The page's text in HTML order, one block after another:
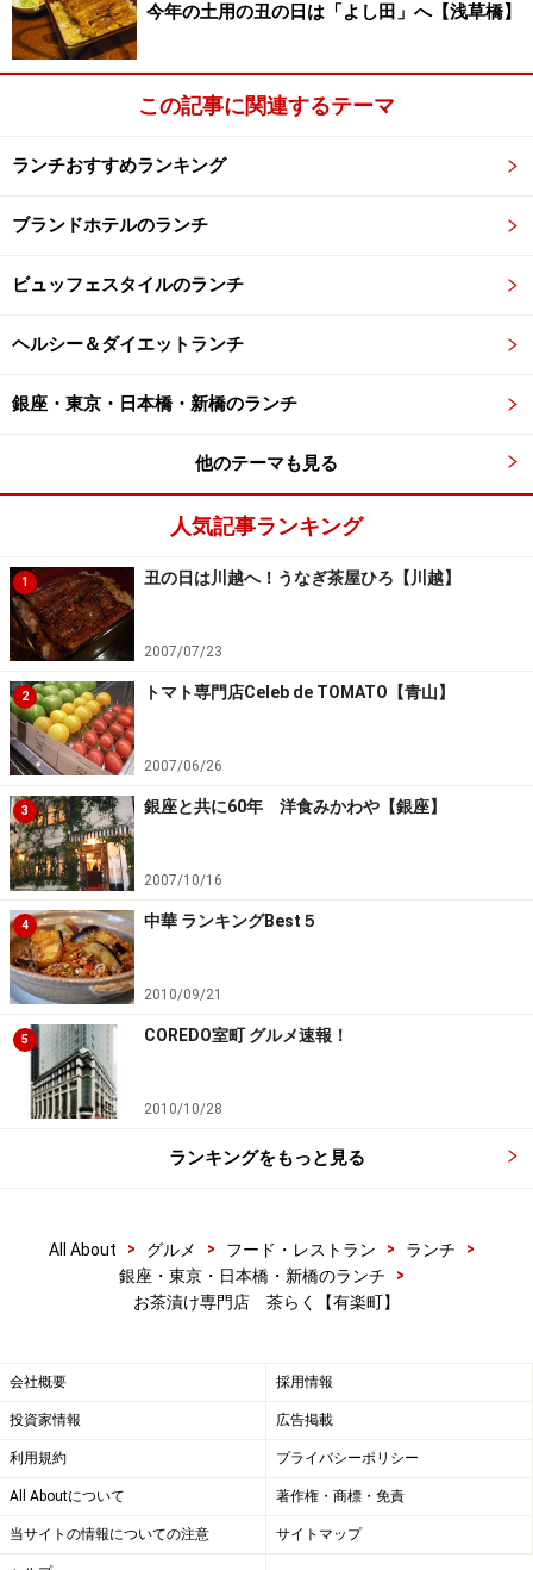
今年の土用の丑の日は「よし田」へ【浅草橋】
この記事に関連するテーマ
ランチおすすめランキング
ブランドホテルのランチ
ビュッフェスタイルのランチ
ヘルシー＆ダイエットランチ
銀座・東京・日本橋・新橋のランチ
他のテーマも見る
人気記事ランキング
1 丑の日は川越へ！うなぎ茶屋ひろ【川越】
2007/07/23
2 トマト専門店Celeb de TOMATO【青山】
2007/06/26
3 銀座と共に60年 洋食みかわや【銀座】
2007/10/16
4 中華 ランキングBest５
2010/09/21
5 COREDO室町 グルメ速報！
2010/10/28
ランキングをもっと見る
All About > グルメ > フード・レストラン > ランチ
>
銀座・東京・日本橋・新橋のランチ
>
お茶漬け専門店 茶らく【有楽町】
会社概要 採用情報
投資家情報 広告掲載
利用規約 プライバシーポリシー
All Aboutについて 著作権・商標・免責
当サイトの情報についての注意 サイトマップ